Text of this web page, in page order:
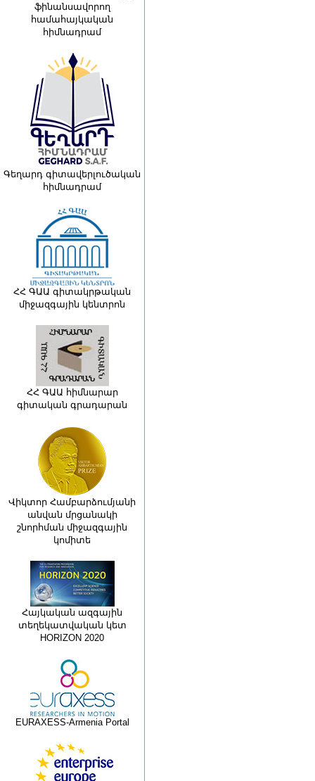
ֆինանսավորող
համահայկական
հիմնադրամ
Գեղարդ գիտավերլուծական
հիմնադրամ
ՀՀ ԳԱԱ գիտակրթական
միջազգային կենտրոն
ՀՀ ԳԱԱ հիմնարար
գիտական գրադարան
Վիկտոր Համբարձումյանի
անվան մրցանակի
շնորհման միջազգային
կոմիտե
Հայկական ազգային
տեղեկատվական կետ
HORIZON 2020
EURAXESS-Armenia Portal